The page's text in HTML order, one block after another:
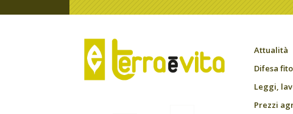
Attualità
Difesa
Leggi,
Prezzi